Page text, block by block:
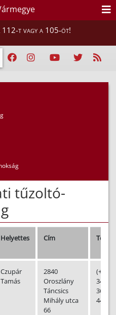
112-t vagy a 105-öt!
tűzoltó-
Helyettes Cím
Czupár
Tamás
2840
Oroszlány
Táncsics
Mihály utca
66
(+36-
34)
360-
441